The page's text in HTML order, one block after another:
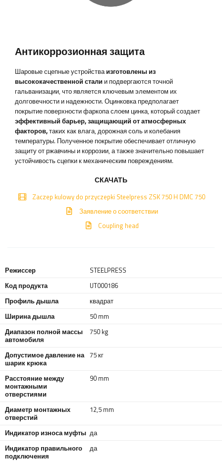
Антикоррозионная защита
Шаровые сцепные устройстваизготовлены из
высококачественной стали и подвергаются точной
гальванизации, что является ключевым элементом их
долговечности и надежности. Оцинковка предполагает
покрытие поверхности фаркопа слоем цинка, который создает
эффективный барьер, защищающий от атмосферных
факторов,таких как влага, дорожная соль и колебания
температуры. Полученное покрытие обеспечивает отличную
защиту от ржавчины и коррозии, а также значительно повышает
устойчивость сцепки к механическим повреждениям.
СКАЧАТЬ
Zaczep kulowy do przyczepki Steelpress ZSK 750 H DMC 750
Заявление о соответствии
Coupling head
Режиссер
STEELPRESS
Код продукта
UT000186
Профиль дышла
квадрат
Ширина дышла
50 mm
Диапазон полной массы
автомобиля
750 kg
Допустимое давление на
шарик крюка
75 кг
Расстояние между
монтажными
отверстиями
90 mm
Диаметр монтажных
отверстий
12,5 mm
Индикатор износа муфты да
Индикатор правильного
подключения
да